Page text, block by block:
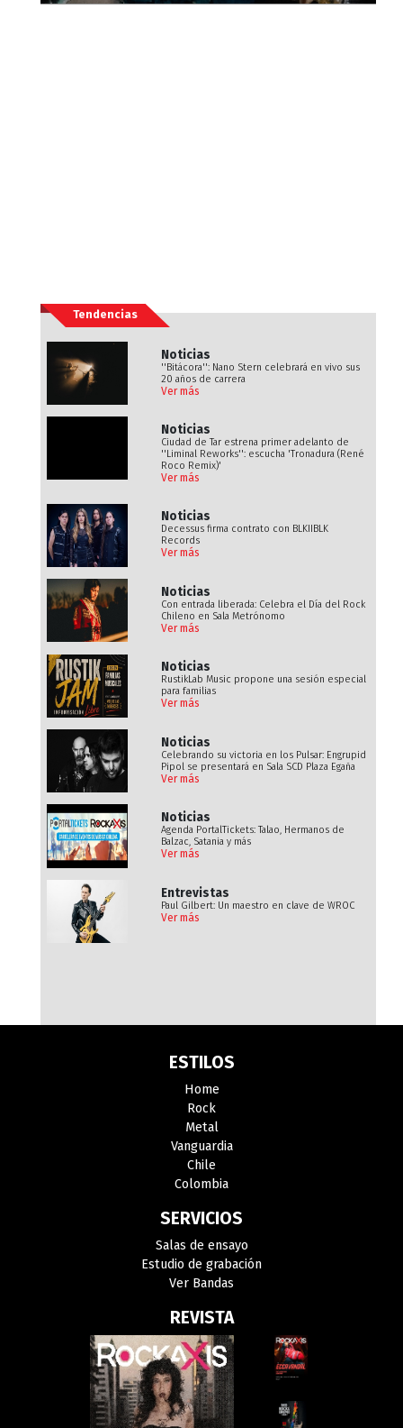
Tendencias
Noticias
''Bitácora'': Nano Stern celebrará en vivo sus
20 años de carrera
Ver más
Noticias
Ciudad de Tar estrena primer adelanto de
''Liminal Reworks'': escucha 'Tronadura (René
Roco Remix)'
Ver más
Noticias
Decessus firma contrato con BLKIIBLK
Records
Ver más
Noticias
Con entrada liberada: Celebra el Día del Rock
Chileno en Sala Metrónomo
Ver más
Noticias
RustikLab Music propone una sesión especial
para familias
Ver más
Noticias
Celebrando su victoria en los Pulsar: Engrupid
Pipol se presentará en Sala SCD Plaza Egaña
Ver más
Noticias
Agenda PortalTickets: Talao, Hermanos de
Balzac, Satania y más
Ver más
Entrevistas
Paul Gilbert: Un maestro en clave de WROC
Ver más
ESTILOS
Home
Rock
Metal
Vanguardia
Chile
Colombia
SERVICIOS
Salas de ensayo
Estudio de grabación
Ver Bandas
REVISTA